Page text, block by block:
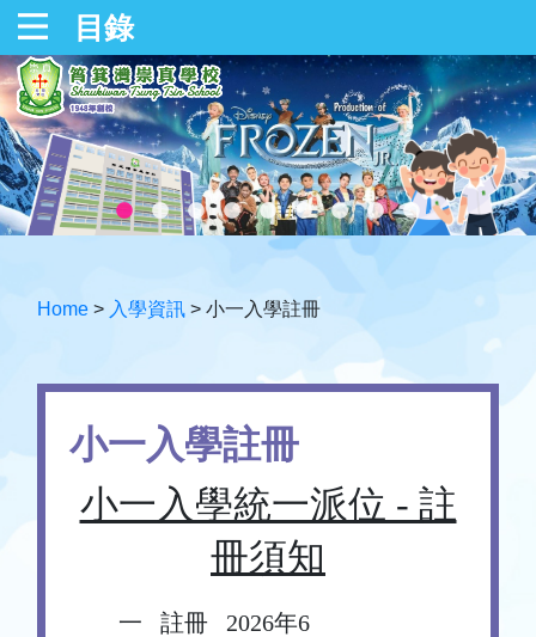
目錄
Home > 入學資訊 > 小一入學註冊
小一入學註冊
小一入學統一派位 - 註
冊須知
一
註冊
2026年6